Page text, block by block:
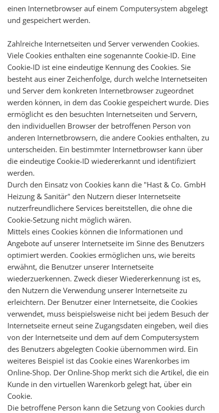
einen Internetbrowser auf einem Computersystem abgelegt
und gespeichert werden.
Zahlreiche Internetseiten und Server verwenden Cookies.
Viele Cookies enthalten eine sogenannte Cookie-ID. Eine
Cookie-ID ist eine eindeutige Kennung des Cookies. Sie
besteht aus einer Zeichenfolge, durch welche Internetseiten
und Server dem konkreten Internetbrowser zugeordnet
werden können, in dem das Cookie gespeichert wurde. Dies
ermöglicht es den besuchten Internetseiten und Servern,
den individuellen Browser der betroffenen Person von
anderen Internetbrowsern, die andere Cookies enthalten, zu
unterscheiden. Ein bestimmter Internetbrowser kann über
die eindeutige Cookie-ID wiedererkannt und identifiziert
werden.
Durch den Einsatz von Cookies kann die "Hast & Co. GmbH
Heizung & Sanitär" den Nutzern dieser Internetseite
nutzerfreundlichere Services bereitstellen, die ohne die
Cookie-Setzung nicht möglich wären.
Mittels eines Cookies können die Informationen und
Angebote auf unserer Internetseite im Sinne des Benutzers
optimiert werden. Cookies ermöglichen uns, wie bereits
erwähnt, die Benutzer unserer Internetseite
wiederzuerkennen. Zweck dieser Wiedererkennung ist es,
den Nutzern die Verwendung unserer Internetseite zu
erleichtern. Der Benutzer einer Internetseite, die Cookies
verwendet, muss beispielsweise nicht bei jedem Besuch der
Internetseite erneut seine Zugangsdaten eingeben, weil dies
von der Internetseite und dem auf dem Computersystem
des Benutzers abgelegten Cookie übernommen wird. Ein
weiteres Beispiel ist das Cookie eines Warenkorbes im
Online-Shop. Der Online-Shop merkt sich die Artikel, die ein
Kunde in den virtuellen Warenkorb gelegt hat, über ein
Cookie.
Die betroffene Person kann die Setzung von Cookies durch